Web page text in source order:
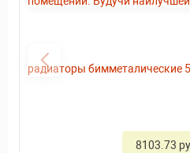
радиаторы бимметалические
8103.73